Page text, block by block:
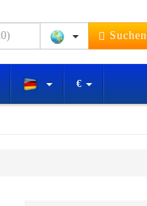
Suchen
€